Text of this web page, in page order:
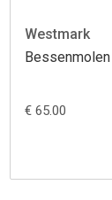
Westmark
Bessenmolen
€ 65.00